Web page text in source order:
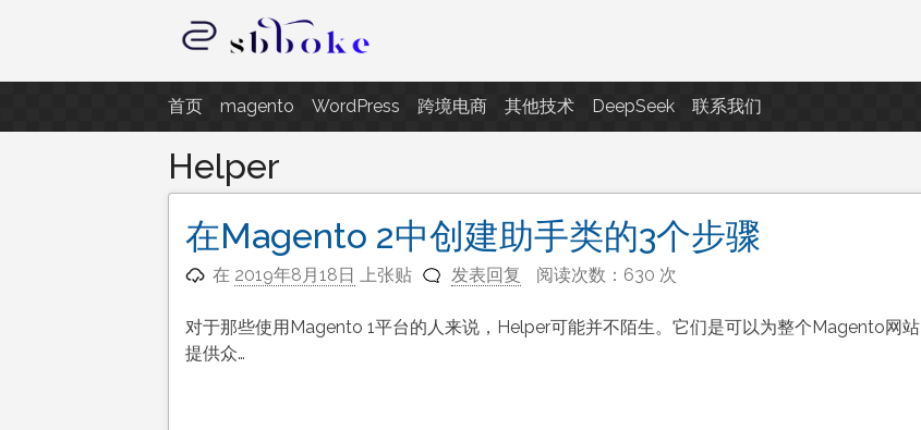
至
内
容
记录跨境电商独立站开发遇到的点点滴滴
首页 magento WordPress 跨境电商 其他技术 DeepSeek 联系我们
Helper
在Magento 2中创建助手类的3个步骤
在 2019年8月18日 上张贴 发表回复 阅读次数：630 次
对于那些使用Magento 1平台的人来说，Helper可能并不陌生。它们是可以为整个Magento网站
提供众…